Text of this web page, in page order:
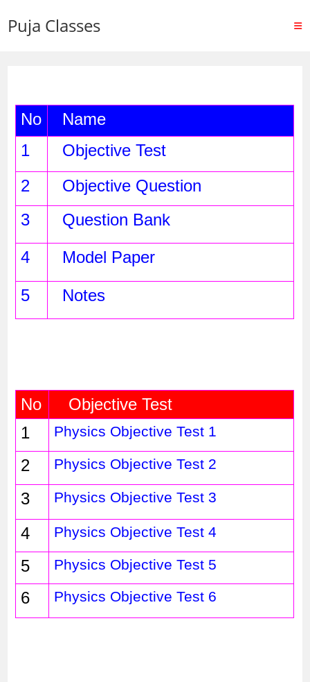
Puja Classes
No
Name
1
Objective Test
2
Objective Question
3
Question Bank
4
Model Paper
5 Notes
No
Objective Test
1
Physics Objective Test 1
2 Physics Objective Test 2
3 Physics Objective Test 3
4 Physics Objective Test 4
5 Physics Objective Test 5
6 Physics Objective Test 6